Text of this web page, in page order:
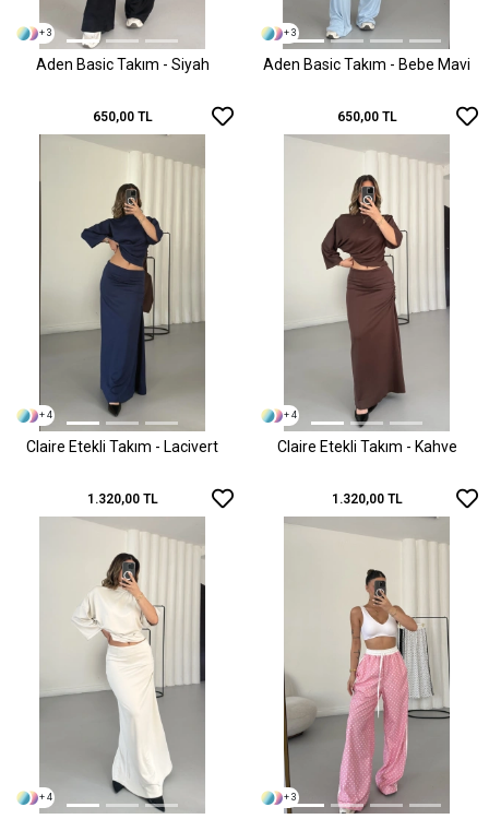
+ 3
Aden Basic Takım - Siyah
650,00 TL
+ 3
Aden Basic Takım - Bebe Mavi
650,00 TL
+ 4
Claire Etekli Takım - Lacivert
1.320,00 TL
+ 4
Claire Etekli Takım - Kahve
1.320,00 TL
+ 4 + 3